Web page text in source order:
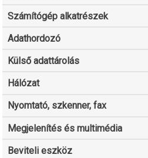
Számítógép alkatrészek
Adathordozó
Külső adattárolás
Hálózat
Nyomtató, szkenner, fax
Megjelenítés és multimédia
Beviteli eszköz